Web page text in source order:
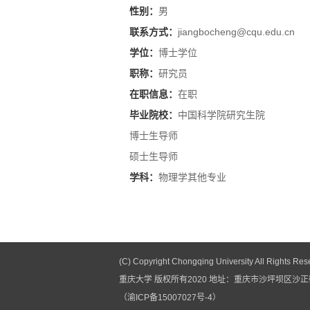
性别： 男
联系方式： jiangbocheng@cqu.edu.cn
学位： 博士学位
职称： 研究员
在职信息： 在职
毕业院校： 中国科学院研究生院
博士生导师
硕士生导师
学科： 物理学其他专业
(C) Copyright Chongqing University All Rights
重庆大学 版权所有2020 地址：重庆市沙坪坝区沙
（渝ICP备15007027号-4）